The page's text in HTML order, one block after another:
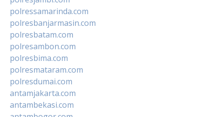
polressamarinda.com
polresbanjarmasin.com
polresbatam.com
polresambon.com
polresbima.com
polresmataram.com
polresdumai.com
antamjakarta.com
antambekasi.com